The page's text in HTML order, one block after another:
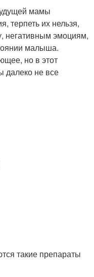
мамы
терпеть их нельзя,
негативным эмоциям,
малыша.
но в этот
далеко не все
такие препараты